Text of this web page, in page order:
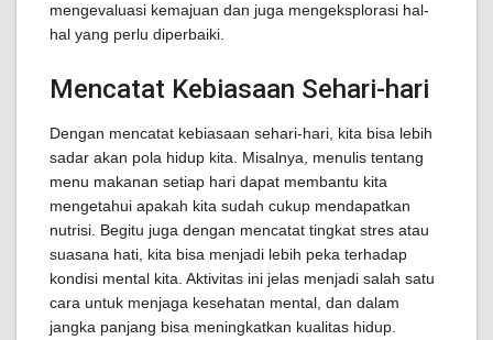
mengevaluasi kemajuan dan juga mengeksplorasi hal-
hal yang perlu diperbaiki.
Mencatat Kebiasaan Sehari-hari
Dengan mencatat kebiasaan sehari-hari, kita bisa lebih
sadar akan pola hidup kita. Misalnya, menulis tentang
menu makanan setiap hari dapat membantu kita
mengetahui apakah kita sudah cukup mendapatkan
nutrisi. Begitu juga dengan mencatat tingkat stres atau
suasana hati, kita bisa menjadi lebih peka terhadap
kondisi mental kita. Aktivitas ini jelas menjadi salah satu
cara untuk menjaga kesehatan mental, dan dalam
jangka panjang bisa meningkatkan kualitas hidup.